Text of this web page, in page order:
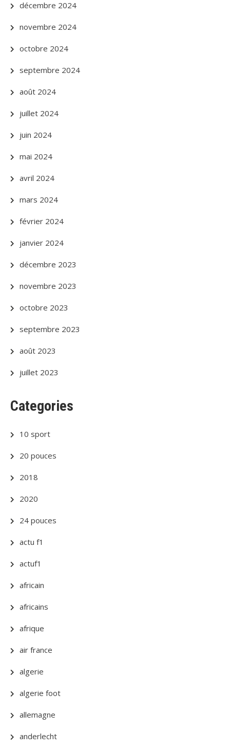
décembre 2024
novembre 2024
octobre 2024
septembre 2024
août 2024
juillet 2024
juin 2024
mai 2024
avril 2024
mars 2024
février 2024
janvier 2024
décembre 2023
novembre 2023
octobre 2023
septembre 2023
août 2023
juillet 2023
Categories
10 sport
20 pouces
2018
2020
24 pouces
actu f1
actuf1
africain
africains
afrique
air france
algerie
algerie foot
allemagne
anderlecht